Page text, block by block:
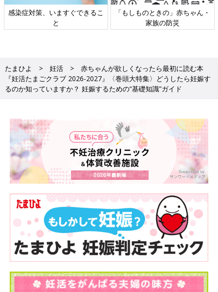
日本外来小児科学会リーフレッ
ト検討会
六星占術 細木かおりさんの人生
相談
たまひよ 妊活
赤ちゃんが欲しくなったら最初に読む本
『妊活たまごクラブ 2026-2027』〈巻頭大特集〉どうしたら妊娠す
るのか知っていますか？ 妊娠するための“基礎知識”ガイド